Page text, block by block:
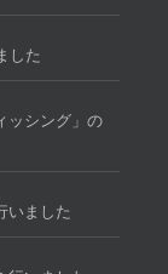
した
ッシング」の
いました